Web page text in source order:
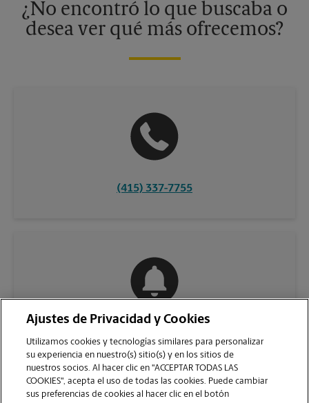
¿No encontró lo que buscaba o
desea ver qué más ofrecemos?
(415) 337-7755
Ajustes de Privacidad y Cookies
Utilizamos cookies y tecnologías similares para personalizar
su experiencia en nuestro(s) sitio(s) y en los sitios de
nuestros socios. Al hacer clic en "ACCEPTAR TODAS LAS
COOKIES", acepta el uso de todas las cookies. Puede cambiar
sus preferencias de cookies al hacer clic en el botón